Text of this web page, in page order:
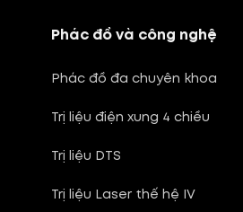
Phác đồ và công nghệ
Phác đồ đa chuyên khoa
Trị liệu điện xung 4 chiều
Trị liệu DTS
Trị liệu Laser thế hệ IV